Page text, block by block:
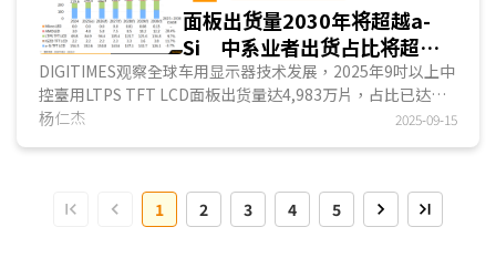
面板出货量2030年将超越a-
Si 中系业者出货占比将超越6
成
DIGITIMES观察全球车用显示器技术发展，2025年9吋以上中
控臺用LTPS TFT LCD面板出货量达4,983万片，占比已达
57.2%。预估至2030年，整体车用面板采LTPS TFT LCD出货
杨仁杰 2025-09-15
1 2 3 4 5